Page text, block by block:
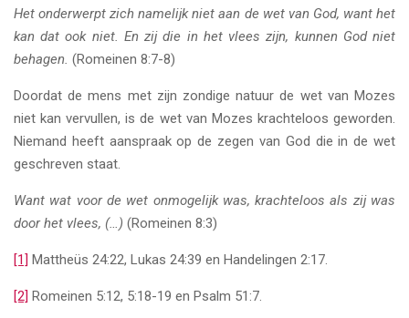
Het onderwerpt zich namelijk niet aan de wet van God, want het
kan dat ook niet. En zij die in het vlees zijn, kunnen God niet
behagen. (Romeinen 8:7-8)
Doordat de mens met zijn zondige natuur de wet van Mozes
niet kan vervullen, is de wet van Mozes krachteloos geworden.
Niemand heeft aanspraak op de zegen van God die in de wet
geschreven staat.
Want wat voor de wet onmogelijk was, krachteloos als zij was
door het vlees, (…) (Romeinen 8:3)
[1] Mattheüs 24:22, Lukas 24:39 en Handelingen 2:17.
[2] Romeinen 5:12, 5:18-19 en Psalm 51:7.